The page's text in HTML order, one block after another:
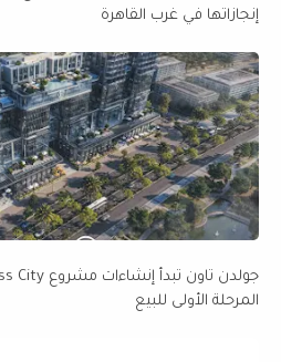
إنجازاتها في غرب القاهرة
المرحلة الأولى للبيع